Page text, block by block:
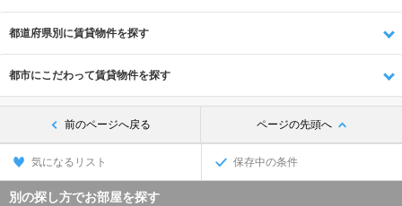
都道府県別に賃貸物件を探す
都市にこだわって賃貸物件を探す
前のページへ戻る ページの先頭へ
気になるリスト 保存中の条件
別の探し方でお部屋を探す